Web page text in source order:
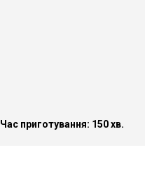
Час приготування: 150 хв.